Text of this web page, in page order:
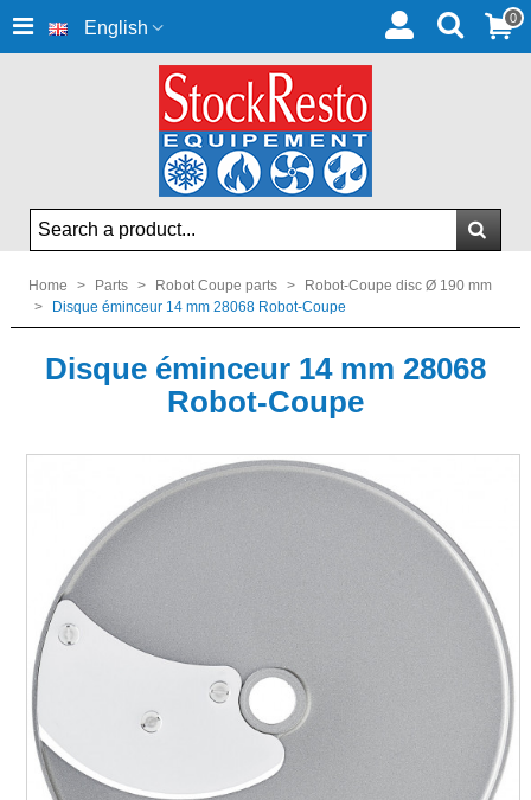
English 0
Home > Parts > Robot Coupe parts >
Robot-Coupe disc Ø 190 mm
>
Disque éminceur 14 mm 28068 Robot-Coupe
Disque éminceur 14 mm 28068
Robot-Coupe